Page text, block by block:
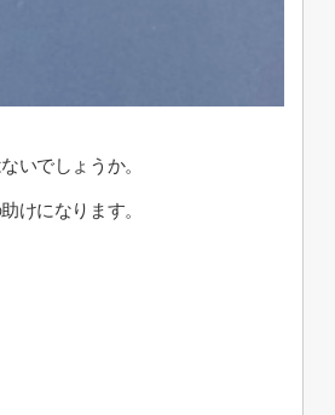
いでしょうか。
けになります。